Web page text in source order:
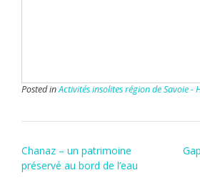
Posted inActivités insolites région de Savoie -
Post
navigation
Chanaz – un patrimoine
préservé au bord de l’eau